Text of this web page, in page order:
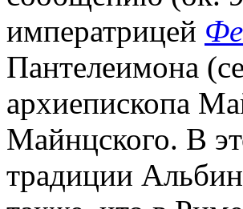
императрицей
Пантелеимона
архиепископа
Майнцского. В
традиции